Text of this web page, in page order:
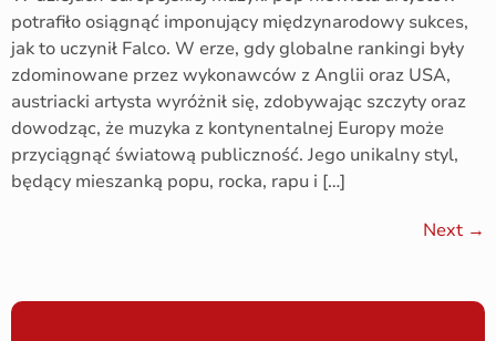
potrafiło osiągnąć imponujący międzynarodowy sukces,
jak to uczynił Falco. W erze, gdy globalne rankingi były
zdominowane przez wykonawców z Anglii oraz USA,
austriacki artysta wyróżnił się, zdobywając szczyty oraz
dowodząc, że muzyka z kontynentalnej Europy może
przyciągnąć światową publiczność. Jego unikalny styl,
będący mieszanką popu, rocka, rapu i […]
Next →